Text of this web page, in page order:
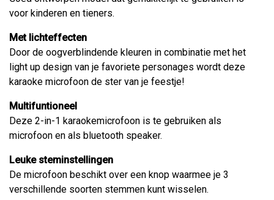
voor kinderen en tieners.
Met lichteffecten
Door de oogverblindende kleuren in combinatie met het
light up design van je favoriete personages wordt deze
karaoke microfoon de ster van je feestje!
Multifuntioneel
Deze 2-in-1 karaokemicrofoon is te gebruiken als
microfoon en als bluetooth speaker.
Leuke steminstellingen
De microfoon beschikt over een knop waarmee je 3
verschillende soorten stemmen kunt wisselen.